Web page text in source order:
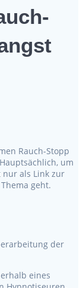
Rauch-Stopp
um
als Link zur
geht.
der
eines